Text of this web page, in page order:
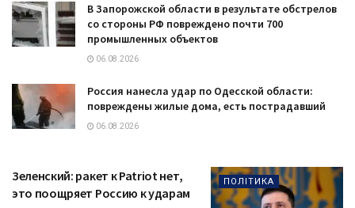
В Запорожской области в результате обстрелов
со стороны РФ повреждено почти 700
промышленных объектов
06.08.2026
Россия нанесла удар по Одесской области:
повреждены жилые дома, есть пострадавший
06.08.2026
ПОЛІТИКА
Зеленский: ракет к Patriot нет,
это поощряет Россию к ударам